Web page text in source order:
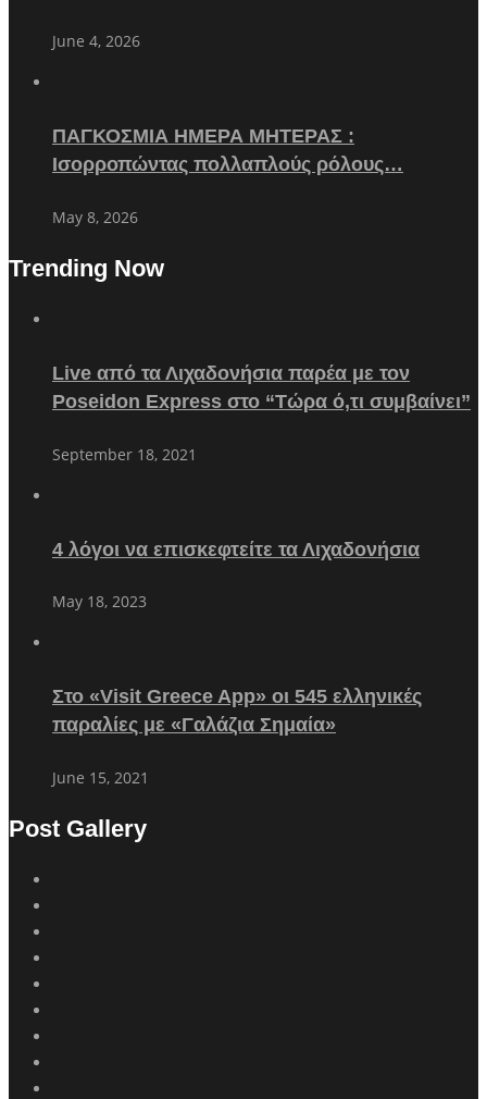
June 4, 2026
ΠΑΓΚΟΣΜΙΑ ΗΜΕΡΑ ΜΗΤΕΡΑΣ :
Ισορροπώντας πολλαπλούς ρόλους…
May 8, 2026
Trending Now
Live από τα Λιχαδονήσια παρέα με τον
Poseidon Express στο “Τώρα ό,τι συμβαίνει”
September 18, 2021
4 λόγοι να επισκεφτείτε τα Λιχαδονήσια
May 18, 2023
Στο «Visit Greece App» οι 545 ελληνικές
παραλίες με «Γαλάζια Σημαία»
June 15, 2021
Post Gallery